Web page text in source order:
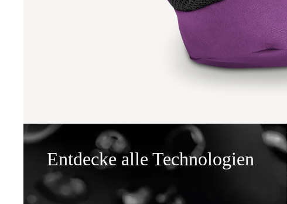
Entdecke alle Technologien